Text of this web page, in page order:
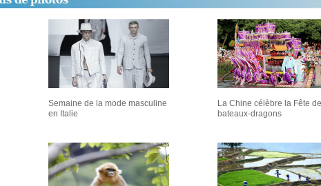
Semaine de la mode masculine
en Italie
La Chine célèbre la Fête
bateaux-dragons